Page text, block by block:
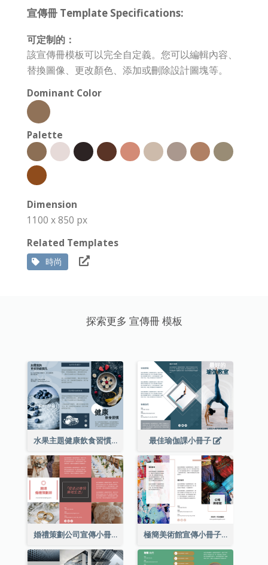
宣傳冊 Template Specifications:
可定制的：
該宣傳冊模板可以完全自定義。您可以編輯內容、
替換圖像、更改顏色、添加或刪除設計圖塊等。
Dominant Color
Palette
Dimension
1100 x 850 px
Related Templates
時尚
探索更多 宣傳冊 模板
水果主題健康飲食習慣小冊子 最佳瑜伽課小冊子
婚禮策劃公司宣傳小冊子 極簡美術館宣傳小冊子